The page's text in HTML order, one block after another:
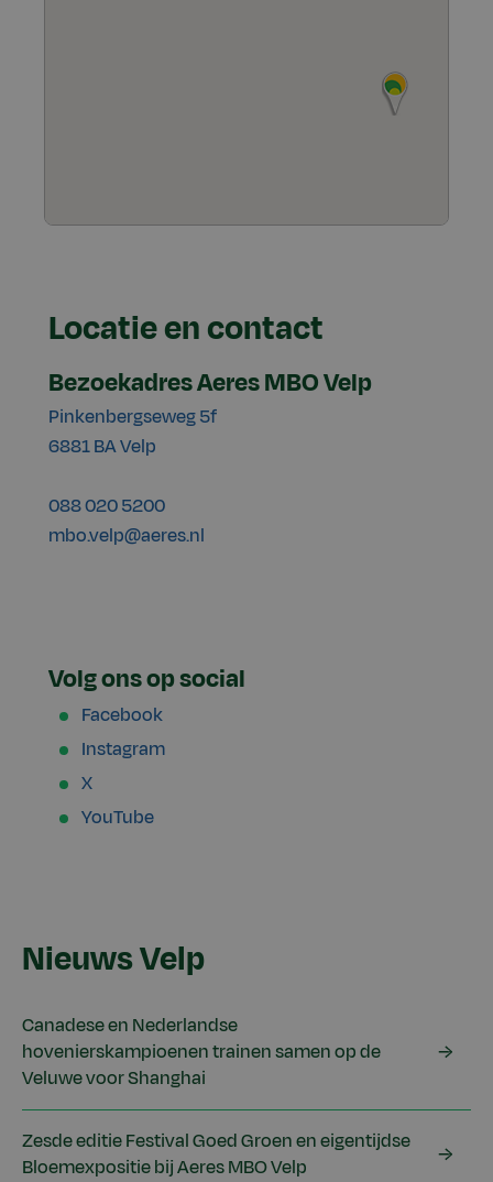
Locatie en contact
Bezoekadres Aeres MBO Velp
Pinkenbergseweg 5f
6881 BA Velp
088 020 5200
mbo.velp@aeres.nl
Volg ons op social
Facebook
Instagram
X
YouTube
Nieuws Velp
Canadese en Nederlandse
hovenierskampioenen trainen samen op de
Veluwe voor Shanghai
Zesde editie Festival Goed Groen en eigentijdse
Bloemexpositie bij Aeres MBO Velp